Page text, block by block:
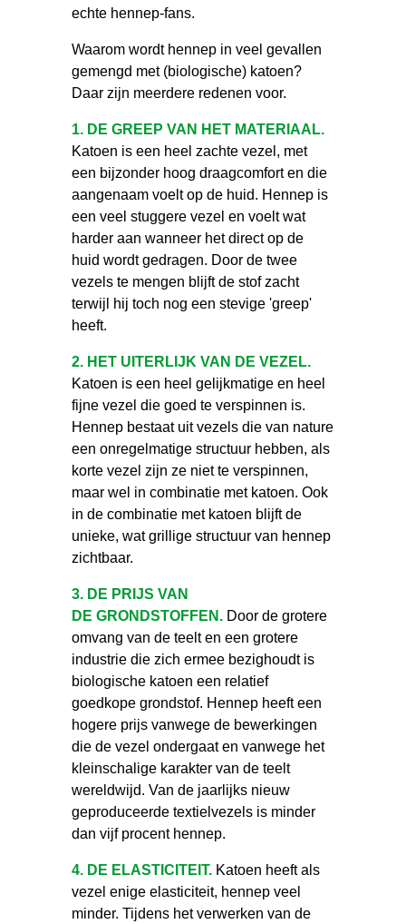
echte hennep-fans.
Waarom wordt hennep in veel gevallen
gemengd met (biologische) katoen?
Daar zijn meerdere redenen voor.
1. DE GREEP VAN HET MATERIAAL.
Katoen is een heel zachte vezel, met
een bijzonder hoog draagcomfort en die
aangenaam voelt op de huid. Hennep is
een veel stuggere vezel en voelt wat
harder aan wanneer het direct op de
huid wordt gedragen. Door de twee
vezels te mengen blijft de stof zacht
terwijl hij toch nog een stevige 'greep'
heeft.
2. HET UITERLIJK VAN DE VEZEL.
Katoen is een heel gelijkmatige en heel
fijne vezel die goed te verspinnen is.
Hennep bestaat uit vezels die van nature
een onregelmatige structuur hebben, als
korte vezel zijn ze niet te verspinnen,
maar wel in combinatie met katoen. Ook
in de combinatie met katoen blijft de
unieke, wat grillige structuur van hennep
zichtbaar.
3. DE PRIJS VAN
DE GRONDSTOFFEN. Door de grotere
omvang van de teelt en een grotere
industrie die zich ermee bezighoudt is
biologische katoen een relatief
goedkope grondstof. Hennep heeft een
hogere prijs vanwege de bewerkingen
die de vezel ondergaat en vanwege het
kleinschalige karakter van de teelt
wereldwijd. Van de jaarlijks nieuw
geproduceerde textielvezels is minder
dan vijf procent hennep.
4. DE ELASTICITEIT. Katoen heeft als
vezel enige elasticiteit, hennep veel
minder. Tijdens het verwerken van de